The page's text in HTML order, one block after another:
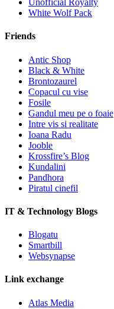
Unofficial Royalty
White Wolf Pack
Friends
Antic Shop
Black & White
Brontozaurel
Copacul cu vise
Fosile
Gandul meu pe o foaie
Intre vis si realitate
Ioana Radu
Jooble
Krossfire’s Blog
Kundalini
Pandhora
Piratul cinefil
IT & Technology Blogs
Blogatu
Smartbill
Websynapse
Link exchange
Atlas Media